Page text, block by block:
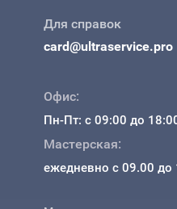
Для справок
card@ultraservice.pro
Офис:
Пн-Пт: с 09:00 до
Мастерская:
ежедневно с 09.00 до